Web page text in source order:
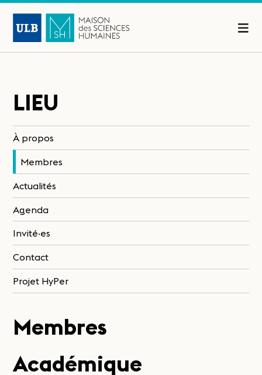
LIEU
À propos
Membres
Actualités
Agenda
Invité·es
Contact
Projet HyPer
Membres
Académique